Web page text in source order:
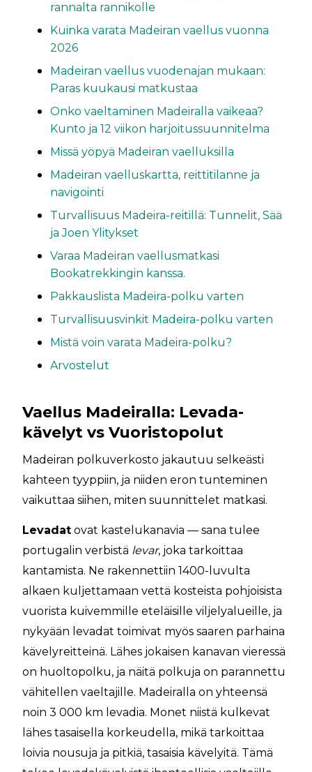
rannalta rannikolle
Kuinka varata Madeiran vaellus vuonna
2026
Madeiran vaellus vuodenajan mukaan:
Paras kuukausi matkustaa
Onko vaeltaminen Madeiralla vaikeaa?
Kunto ja 12 viikon harjoitussuunnitelma
Missä yöpyä Madeiran vaelluksilla
Madeiran vaelluskartta, reittitilanne ja
navigointi
Turvallisuus Madeira-reitillä: Tunnelit, Sää
ja Joen Ylitykset
Varaa Madeiran vaellusmatkasi
Bookatrekkingin kanssa.
Pakkauslista Madeira-polku varten
Turvallisuusvinkit Madeira-polku varten
Mistä voin varata Madeira-polku?
Arvostelut
Vaellus Madeiralla: Levada-
kävelyt vs Vuoristopolut
Madeiran polkuverkosto jakautuu selkeästi
kahteen tyyppiin, ja niiden eron tunteminen
vaikuttaa siihen, miten suunnittelet matkasi.
Levadat ovat kastelukanavia — sana tulee
portugalin verbistä levar, joka tarkoittaa
kantamista. Ne rakennettiin 1400-luvulta
alkaen kuljettamaan vettä kosteista pohjoisista
vuorista kuivemmille eteläisille viljelyalueille, ja
nykyään levadat toimivat myös saaren parhaina
kävelyreitteinä. Lähes jokaisen kanavan vieressä
on huoltopolku, ja näitä polkuja on parannettu
vähitellen vaeltajille. Madeiralla on yhteensä
noin 3 000 km levadia. Monet niistä kulkevat
lähes tasaisella korkeudella, mikä tarkoittaa
loivia nousuja ja pitkiä, tasaisia kävelyitä. Tämä